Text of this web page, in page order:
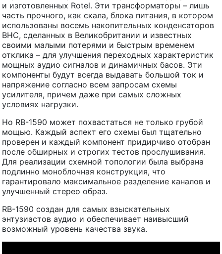
и изготовленных Rotel. Эти трансформаторы – лишь
часть прочного, как скала, блока питания, в котором
использованы восемь накопительных конденсаторов
BHC, сделанных в Великобритании и известных
своими малыми потерями и быстрым временем
отклика – для улучшения переходных характеристик
мощных аудио сигналов и динамичных басов. Эти
компоненты будут всегда выдавать большой ток и
напряжение согласно всем запросам схемы
усилителя, причем даже при самых сложных
условиях нагрузки.
Но RB-1590 может похвастаться не только грубой
мощью. Каждый аспект его схемы был тщательно
проверен и каждый компонент придирчиво отобран
после обширных и строгих тестов прослушивания.
Для реализации схемной топологии была выбрана
подлинно моноблочная конструкция, что
гарантировало максимальное разделение каналов и
улучшенный стерео образ.
RB-1590 создан для самых взыскательных
энтузиастов аудио и обеспечивает наивысший
возможный уровень качества звука.